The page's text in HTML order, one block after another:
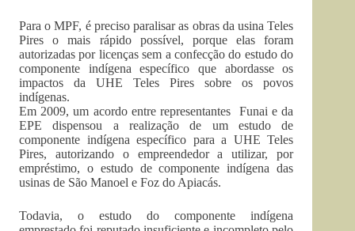
Para o MPF, é preciso paralisar as obras da usina Teles
Pires o mais rápido possível, porque elas foram
autorizadas por licenças sem a confecção do estudo do
componente indígena específico que abordasse os
impactos da UHE Teles Pires sobre os povos
indígenas.
Em 2009, um acordo entre representantes Funai e da
EPE dispensou a realização de um estudo de
componente indígena específico para a UHE Teles
Pires, autorizando o empreendedor a utilizar, por
empréstimo, o estudo de componente indígena das
usinas de São Manoel e Foz do Apiacás.
Todavia, o estudo do componente indígena